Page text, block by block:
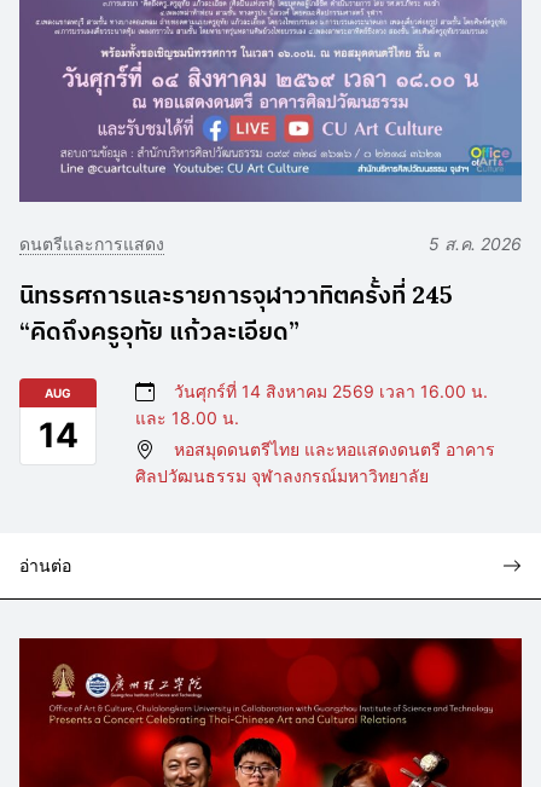
ดนตรีและการแสดง 5 ส.ค. 2026
นิทรรศการและรายการจุฬาวาทิตครั้งที่ 245
“คิดถึงครูอุทัย แก้วละเอียด”
AUG
14
วันศุกร์ที่ 14 สิงหาคม 2569 เวลา 16.00 น.
และ 18.00 น.
หอสมุดดนตรีไทย และหอแสดงดนตรี อาคาร
ศิลปวัฒนธรรม จุฬาลงกรณ์มหาวิทยาลัย
อ่านต่อ